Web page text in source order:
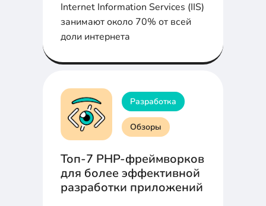
Internet Information Services (IIS)
занимают около 70% от всей
доли интернета
Разработка
Обзоры
Топ-7 PHP-фреймворков
для более эффективной
разработки приложений